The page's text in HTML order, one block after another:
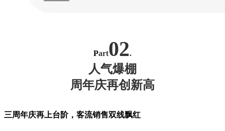
Part02.
人气爆棚
周年庆再创新高
三周年庆再上台阶，客流销售双线飘红